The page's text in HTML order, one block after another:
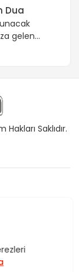
Dua
gelen
bizlere
gelmiş
Yüce
Saklıdır.
HavasOkulu,
T.C.K